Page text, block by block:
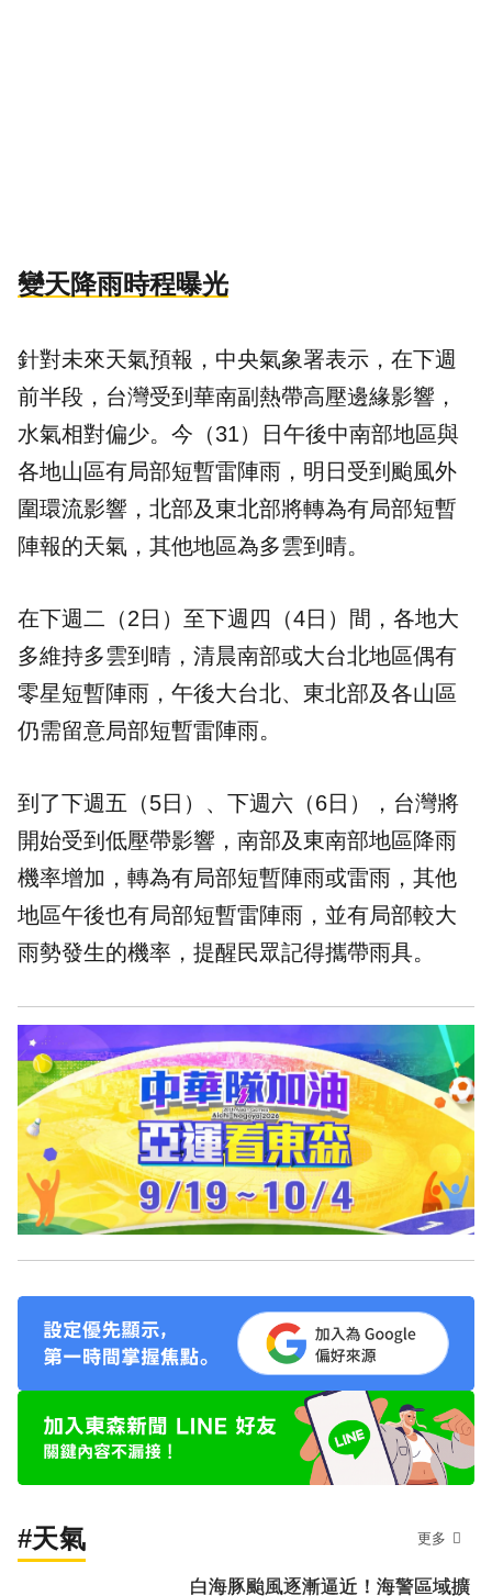
變天降雨時程曝光
針對未來天氣預報，中央氣象署表示，在下週
前半段，台灣受到華南副熱帶高壓邊緣影響，
水氣相對偏少。今（31）日午後中南部地區與
各地山區有局部短暫雷陣雨，明日受到颱風外
圍環流影響，北部及東北部將轉為有局部短暫
陣報的天氣，其他地區為多雲到晴。
在下週二（2日）至下週四（4日）間，各地大
多維持多雲到晴，清晨南部或大台北地區偶有
零星短暫陣雨，午後大台北、東北部及各山區
仍需留意局部短暫雷陣雨。
到了下週五（5日）、下週六（6日），台灣將
開始受到低壓帶影響，南部及東南部地區降雨
機率增加，轉為有局部短暫陣雨或雷雨，其他
地區午後也有局部短暫雷陣雨，並有局部較大
雨勢發生的機率，提醒民眾記得攜帶雨具。
#天氣 更多
白海豚颱風逐漸逼近！海警區域擴